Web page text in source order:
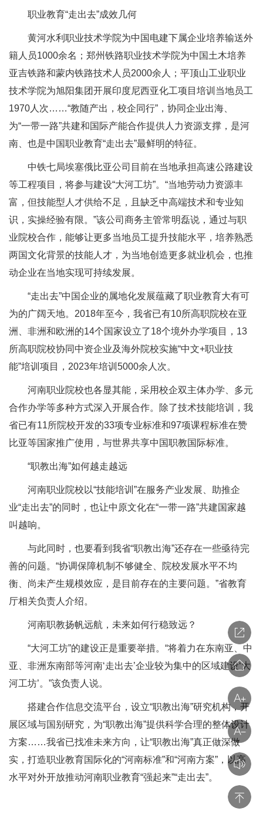
职业教育“走出去”成效几何
黄河水利职业技术学院为中国电建下属企业培养输送外
籍人员1000余名；郑州铁路职业技术学院为中国土木培养
亚吉铁路和蒙内铁路技术人员2000余人；平顶山工业职业
技术学院为旭阳集团开展印度尼西亚化工项目培训当地员工
1970人次……“教随产出，校企同行”，协同企业出海、
为“一带一路”共建和国际产能合作提供人力资源支撑，是河
南、也是中国职业教育“走出去”最鲜明的特征。
中铁七局埃塞俄比亚公司目前在当地承担高速公路建设
等工程项目，将参与建设“大河工坊”。“当地劳动力资源丰
富，但技能型人才供给不足，且缺乏中高端技术和专业知
识，实操经验有限。”该公司商务主管常明磊说，通过与职
业院校合作，能够让更多当地员工提升技能水平，培养熟悉
两国文化背景的技能人才，为当地创造更多就业机会，也推
动企业在当地实现可持续发展。
“走出去”中国企业的属地化发展蕴藏了职业教育大有可
为的广阔天地。2018年至今，我省已有10所高职院校在亚
洲、非洲和欧洲的14个国家设立了18个境外办学项目，13
所高职院校协同中资企业及海外院校实施“中文+职业技
能”培训项目，2023年培训5000余人次。
河南职业院校也各显其能，采用校企双主体办学、多元
合作办学等多种方式深入开展合作。除了技术技能培训，我
省已有11所院校开发的33项专业标准和97项课程标准在赞
比亚等国家推广使用，与世界共享中国职教国际标准。
“职教出海”如何越走越远
河南职业院校以“技能培训”在服务产业发展、助推企
业“走出去”的同时，也让中原文化在“一带一路”共建国家越
叫越响。
与此同时，也要看到我省“职教出海”还存在一些亟待完
善的问题。“协调保障机制不够健全、院校发展水平不均
衡、尚未产生规模效应，是目前存在的主要问题。”省教育
厅相关负责人介绍。
河南职教扬帆远航，未来如何行稳致远？
“大河工坊”的建设正是重要举措。“将着力在东南亚、中
亚、非洲东南部等河南‘走出去’企业较为集中的区域建设‘大
河工坊’。”该负责人说。
搭建合作信息交流平台，设立“职教出海”研究机构，开
展区域与国别研究，为“职教出海”提供科学合理的整体设计
方案……我省已找准未来方向，让“职教出海”真正做深做
实，打造职业教育国际化的“河南标准”和“河南方案”，以高
水平对外开放推动河南职业教育“强起来”“走出去”。